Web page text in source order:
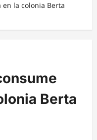
la colonia Berta
Berta